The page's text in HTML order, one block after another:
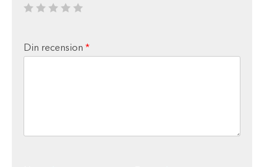
Din recension *